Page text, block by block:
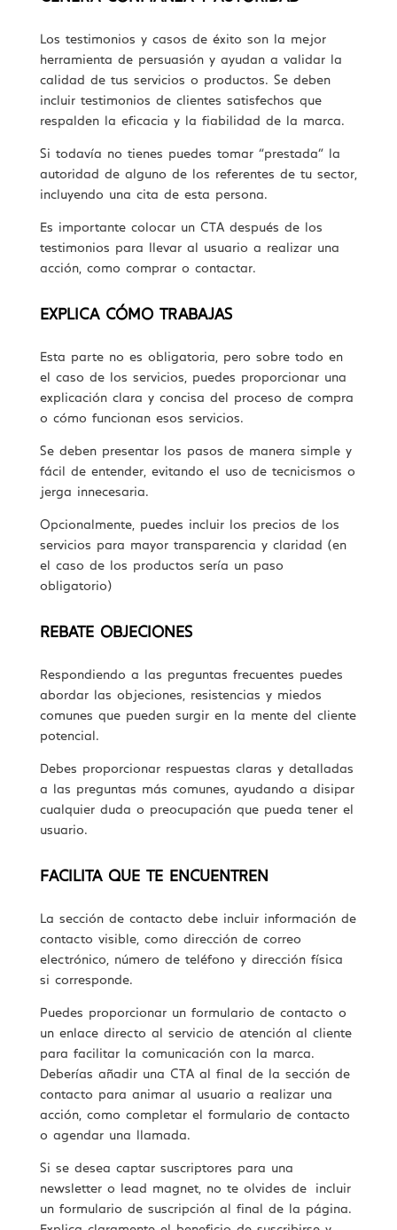
Los testimonios y casos de éxito son la mejor
herramienta de persuasión y ayudan a validar la
calidad de tus servicios o productos. Se deben
incluir testimonios de clientes satisfechos que
respalden la eficacia y la fiabilidad de la marca.
Si todavía no tienes puedes tomar “prestada” la
autoridad de alguno de los referentes de tu sector,
incluyendo una cita de esta persona.
Es importante colocar un CTA después de los
testimonios para llevar al usuario a realizar una
acción, como comprar o contactar.
EXPLICA CÓMO TRABAJAS
Esta parte no es obligatoria, pero sobre todo en
el caso de los servicios, puedes proporcionar una
explicación clara y concisa del proceso de compra
o cómo funcionan esos servicios.
Se deben presentar los pasos de manera simple y
fácil de entender, evitando el uso de tecnicismos o
jerga innecesaria.
Opcionalmente, puedes incluir los precios de los
servicios para mayor transparencia y claridad (en
el caso de los productos sería un paso
obligatorio)
REBATE OBJECIONES
Respondiendo a las preguntas frecuentes puedes
abordar las objeciones, resistencias y miedos
comunes que pueden surgir en la mente del cliente
potencial.
Debes proporcionar respuestas claras y detalladas
a las preguntas más comunes, ayudando a disipar
cualquier duda o preocupación que pueda tener el
usuario.
FACILITA QUE TE ENCUENTREN
La sección de contacto debe incluir información de
contacto visible, como dirección de correo
electrónico, número de teléfono y dirección física
si corresponde.
Puedes proporcionar un formulario de contacto o
un enlace directo al servicio de atención al cliente
para facilitar la comunicación con la marca.
Deberías añadir una CTA al final de la sección de
contacto para animar al usuario a realizar una
acción, como completar el formulario de contacto
o agendar una llamada.
Si se desea captar suscriptores para una
newsletter o lead magnet, no te olvides de incluir
un formulario de suscripción al final de la página.